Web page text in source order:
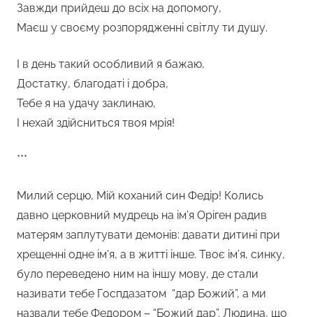
Завжди прийдеш до всіх на допомогу,
Маєш у своєму розпорядженні світлу ти душу.
І в день такий особливий я бажаю,
Достатку, благодаті і добра,
Тебе я на удачу заклинаю,
І нехай здійсниться твоя мрія!
***
Милий серцю, Мій коханий син Федір! Колись
давно церковний мудрець на ім’я Оріген радив
матерям заплутувати демонів: давати дитині при
хрещенні одне ім’я, а в житті інше. Твоє ім’я, синку,
було переведено ним на іншу мову, де стали
називати тебе Госпдазатом “дар Божий”, а ми
назвали тебе Федором – “Божий дар”. Людина, що